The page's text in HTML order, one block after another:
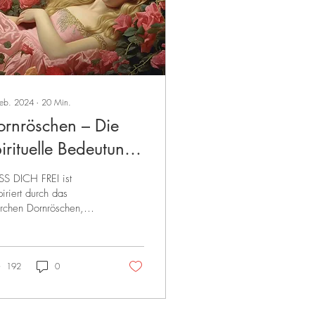
2024 ∙ 20 Min.
– Die
Bedeutung
Märchens
DICH FREI ist
durch das
Dornröschen,
oder...
192 0